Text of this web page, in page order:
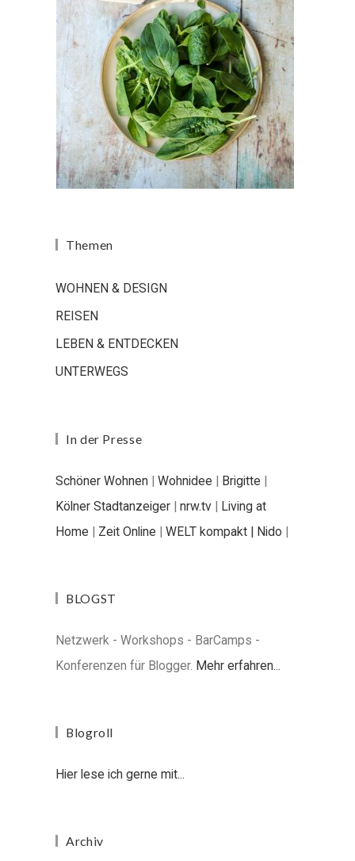
Themen
WOHNEN & DESIGN
REISEN
LEBEN & ENTDECKEN
UNTERWEGS
In der Presse
Schöner Wohnen | Wohnidee | Brigitte |
Kölner Stadtanzeiger | nrw.tv | Living at
Home | Zeit Online | WELT kompakt | Nido |
BLOGST
Netzwerk - Workshops - BarCamps -
Konferenzen für Blogger. Mehr erfahren...
Blogroll
Hier lese ich gerne mit...
Archiv